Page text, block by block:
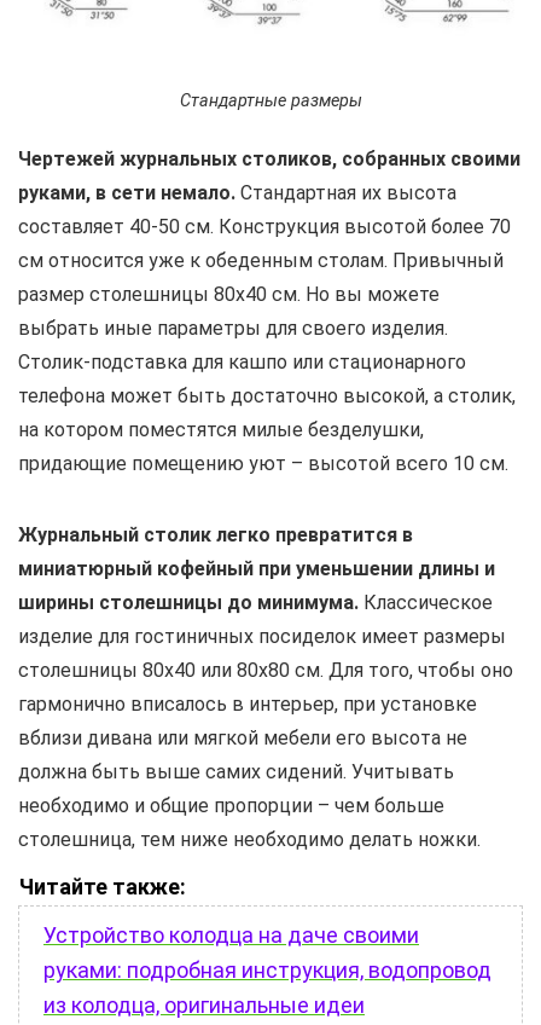
Стандартные размеры
Чертежей журнальных столиков, собранных своими
руками, в сети немало. Стандартная их высота
составляет 40-50 см. Конструкция высотой более 70
см относится уже к обеденным столам. Привычный
размер столешницы 80х40 см. Но вы можете
выбрать иные параметры для своего изделия.
Столик-подставка для кашпо или стационарного
телефона может быть достаточно высокой, а столик,
на котором поместятся милые безделушки,
придающие помещению уют – высотой всего 10 см.
Журнальный столик легко превратится в
миниатюрный кофейный при уменьшении длины и
ширины столешницы до минимума. Классическое
изделие для гостиничных посиделок имеет размеры
столешницы 80х40 или 80х80 см. Для того, чтобы оно
гармонично вписалось в интерьер, при установке
вблизи дивана или мягкой мебели его высота не
должна быть выше самих сидений. Учитывать
необходимо и общие пропорции – чем больше
столешница, тем ниже необходимо делать ножки.
Читайте также:
Устройство колодца на даче своими
руками: подробная инструкция, водопровод
из колодца, оригинальные идеи